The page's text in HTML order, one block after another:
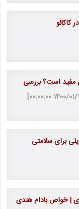
مفید است؟ بررسی
| خواص بادام هندی